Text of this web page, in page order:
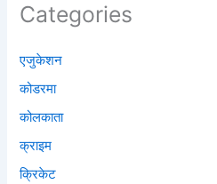
Categories
एजुकेशन
कोडरमा
कोलकाता
क्राइम
क्रिकेट